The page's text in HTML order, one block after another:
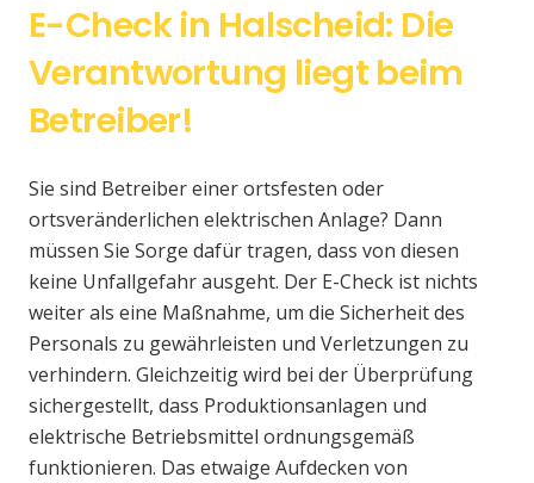
E-Check in Halscheid: Die
Verantwortung liegt beim
Betreiber!
Sie sind Betreiber einer ortsfesten oder
ortsveränderlichen elektrischen Anlage? Dann
müssen Sie Sorge dafür tragen, dass von diesen
keine Unfallgefahr ausgeht. Der E-Check ist nichts
weiter als eine Maßnahme, um die Sicherheit des
Personals zu gewährleisten und Verletzungen zu
verhindern. Gleichzeitig wird bei der Überprüfung
sichergestellt, dass Produktionsanlagen und
elektrische Betriebsmittel ordnungsgemäß
funktionieren. Das etwaige Aufdecken von